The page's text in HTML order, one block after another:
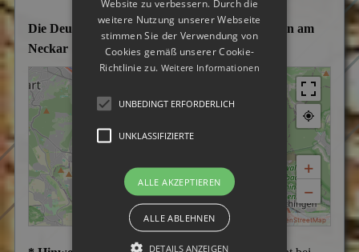
Die Deutsche Detektei im Einsatzgebiet Esslingen am
Neckar
+
−
© OpenStreetMap
Website zu verbessern. Durch die
weitere Nutzung unserer Webseite
stimmen Sie der Verwendung von
Cookies gemäß unserer Cookie-
Richtlinie zu. Weitere Informationen
UNBEDINGT ERFORDERLICH
UNKLASSIFIZIERTE
ALLE AKZEPTIEREN
ALLE ABLEHNEN
DETAILS ANZEIGEN